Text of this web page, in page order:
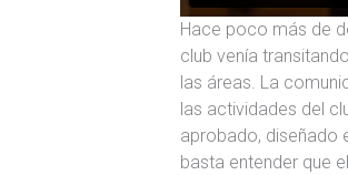
Hace poco más de
club venía
las áreas. La
las actividades del
aprobado, diseñado
basta entender que